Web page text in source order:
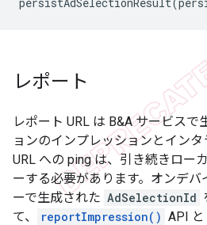
レポート
レポート URL は B&A サービスで
ョンのインプレッションとイン
URL への ping は、引き続きロー
ーする必要があります。オンデバ
ーで生成された AdSelectionId
て、
reportImpression() API と